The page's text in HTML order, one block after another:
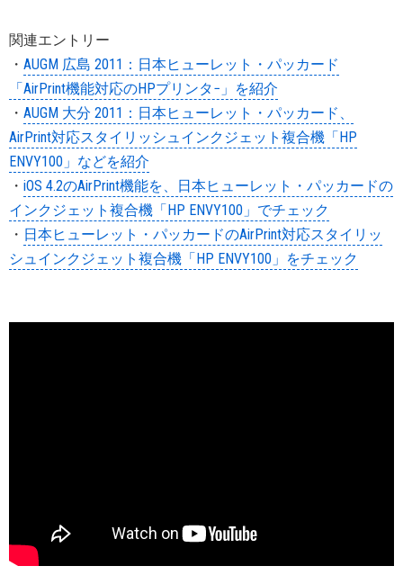
関連エントリー
・ AUGM 広島 2011：日本ヒューレット・パッカード
「AirPrint機能対応のHPプリンタ−」を紹介
・ AUGM 大分 2011：日本ヒューレット・パッカード、
AirPrint対応スタイリッシュインクジェット複合機「HP
ENVY100」などを紹介
・ iOS 4.2のAirPrint機能を、日本ヒューレット・パッカードの
インクジェット複合機「HP ENVY100」でチェック
・ 日本ヒューレット・パッカードのAirPrint対応スタイリッ
シュインクジェット複合機「HP ENVY100」をチェック